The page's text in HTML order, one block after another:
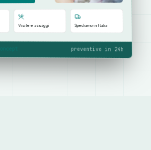
Visite e assaggi Spediamo in Italia
preventivo in 24h